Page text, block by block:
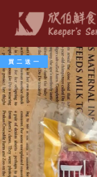
買 二 送 一